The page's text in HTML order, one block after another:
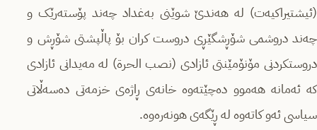
(ئیشتیراکیەت) لە هەندێ شوێنی بەغداد چەند پۆستەرێک و
چەند دروشمی شۆڕشگێڕی دروست کران بۆ پاڵپشتی شۆڕش و
دروستکردنی مۆنۆمێنتی ئازادی (نصب الحرة) لە مەیدانی ئازادی
کە ئەمانە هەموو دەچێتەوە خانەی ڕاژەی خزمەتی دەسەڵاتی
سیاسی ئەو کاتەوە لە ڕێگەی هونەرەوە.